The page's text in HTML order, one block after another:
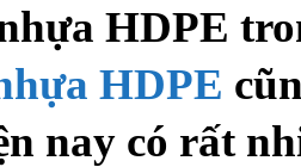
HDPE
HDPE
nay có rất